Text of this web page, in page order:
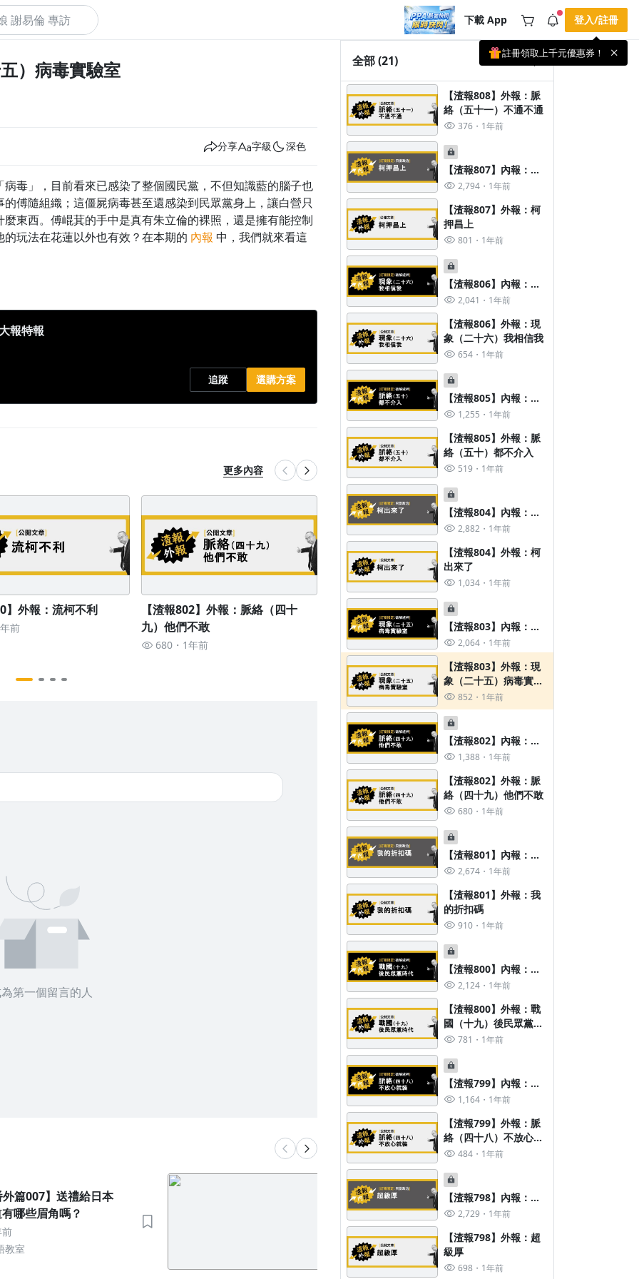
下載 App
下載 APP 領取獎勵，隨時吸收新知識
手機掃描下載
🌞 PPA 避暑津貼．冷氣房升級｜
期間快閃活動
🥵 酷暑限時快閃｜單筆滿 NT$2,500 現
折 NT$300、再贈最高 2% 點數回饋！
🚀 酷暑來襲．偷偷在冷氣房升級 📈
⭐️ 【冷氣房進修 限時開跑】◾單筆滿
NT$2,500 現折 NT$300◾活動期間：即
日起 - 8/13（只有一週）-📣 酷暑季好康
\ 再加碼 /→ 點數回饋無上限🔥購買任一
課程 or 訂閱✅ 消費即享回饋 1% 點數
✅ 滿 $5,000 回饋 2% 點數🎁 此為 PPA
官方帳號 Line@ 專屬活動，加入好友👉
享有「渠道專屬活動」及「個人化推
播」！
4 天前
查看全部
登入/註冊
註冊領取上千元優惠券！
）病毒實驗室
分享 字級 深色
毒」，目前看來已感染了整個國民黨，不但知識藍的腦子也
傅隨組織；這僵屍病毒甚至還感染到民眾黨身上，讓白營只
東西。傅崐萁的手中是真有朱立倫的裸照，還是擁有能控制
玩法在花蓮以外也有效？在本期的 內報 中，我們就來看這
報特報
追蹤 選購方案
更多內容
】外報：流柯不利
前
【渣報802】外報：脈絡（四十
九）他們不敢
680 1年前
【渣報798】外報：超級厚
698 1年前 910
第一個留言的人
篇007】送禮給日本
哪些眉角嗎？
教室
【日常腦動篇-總目錄】
1,479
5年前
迷走大學：怪奇人生哲學實驗室
全部(21)
【渣報808】外報：脈
絡（五十一）不通不通
376 1年前
【渣報807】內報：柯
押昌上
2,794 1年前
【渣報807】外報：柯
押昌上
801 1年前
【渣報806】內報：現
象（二十六）我相信我
2,041 1年前
【渣報806】外報：現
象（二十六）我相信我
654 1年前
【渣報805】內報：脈
絡（五十）都不介入
1,255 1年前
【渣報805】外報：脈
絡（五十）都不介入
519 1年前
【渣報804】內報：柯
出來了
2,882 1年前
【渣報804】外報：柯
出來了
1,034 1年前
【渣報803】內報：現
象（二十五）病毒實驗
室
2,064 1年前
【渣報803】外報：現
象（二十五）病毒實驗
室 852 1年前
【渣報802】內報：脈
絡（四十九）他們不敢
1,388 1年前
【渣報802】外報：脈
絡（四十九）他們不敢
680 1年前
【渣報801】內報：我
的折扣碼
2,674 1年前
【渣報801】外報：我
的折扣碼
910 1年前
【渣報800】內報：戰
國（十九）後民眾黨時
2,124 1年前
【渣報800】外報：戰
國（十九）後民眾黨時
代 781 1年前
【渣報799】內報：脈
絡（四十八）不放心就
1,164 1年前
【渣報799】外報：脈
絡（四十八）不放心就
裝 484 1年前
【渣報798】內報：超
級厚2,729 1年前
【渣報798】外報：超
級厚
698 1年前